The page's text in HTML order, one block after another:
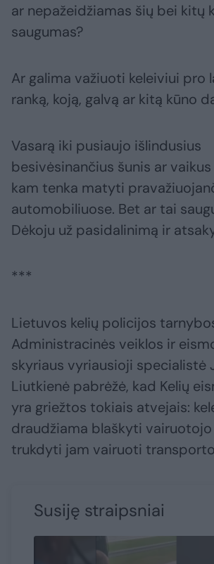
ar nepažeidžiamas šių bei kitų
saugumas?
Ar galima važiuoti keleiviui pro
ranką, koją, galvą ar kitą kūno
Vasarą iki pusiaujo išlindusius
besivėsinančius šunis ar
kam tenka matyti
automobiliuose. Bet ar tai
Dėkoju už pasidalinimą ir
***
Lietuvos kelių policijos
Administracinės veiklos ir
skyriaus vyriausioji specialistė
Liutkienė pabrėžė, kad Kelių
yra griežtos tokiais atvejais:
draudžiama blaškyti
trukdyti jam vairuoti
Susiję straipsniai